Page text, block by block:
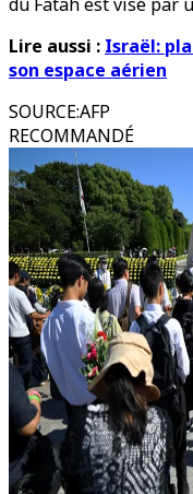
Lire aussi : Israël:
son espace aérien
SOURCE:AFP
RECOMMANDÉ